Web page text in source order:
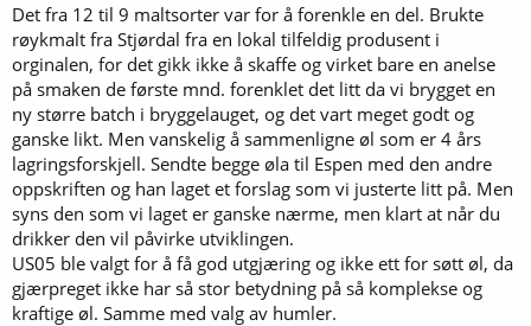
:
Det fra 12 til 9 maltsorter var for å forenkle en del. Brukte
røykmalt fra Stjørdal fra en lokal tilfeldig produsent i
orginalen, for det gikk ikke å skaffe og virket bare en anelse
på smaken de første mnd. forenklet det litt da vi brygget en
ny større batch i bryggelauget, og det vart meget godt og
ganske likt. Men vanskelig å sammenligne øl som er 4 års
lagringsforskjell. Sendte begge øla til Espen med den andre
oppskriften og han laget et forslag som vi justerte litt på. Men
syns den som vi laget er ganske nærme, men klart at når du
drikker den vil påvirke utviklingen.
US05 ble valgt for å få god utgjæring og ikke ett for søtt øl, da
gjærpreget ikke har så stor betydning på så komplekse og
kraftige øl. Samme med valg av humler.